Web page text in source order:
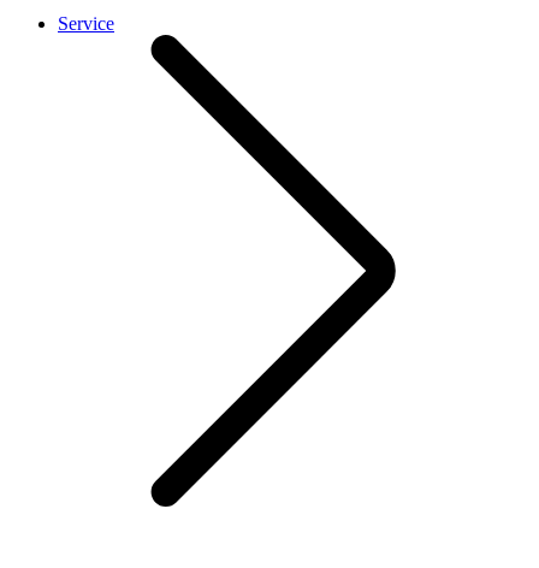
Service